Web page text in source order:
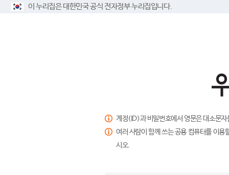
이 누리집은 대한민국 공식 전자정부 누리집입니다.
계정(ID)과 비밀번호에서 영문은 대소문
여러 사람이 함께 쓰는 공용 컴퓨터를 이
시오.